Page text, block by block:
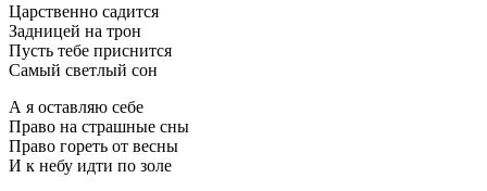
Царственно садится
Задницей на трон
Пусть тебе приснится
Самый светлый сон
А я оставляю себе
Право на страшные сны
Право гореть от весны
И к небу идти по золе